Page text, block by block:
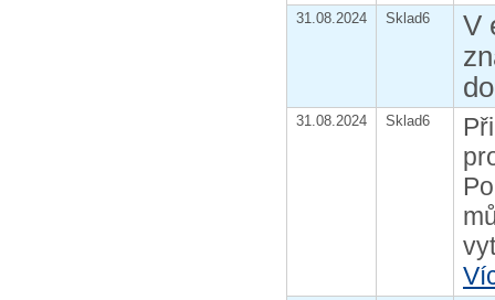
31.08.2024 Sklad6
V
31.08.2024 Sklad6